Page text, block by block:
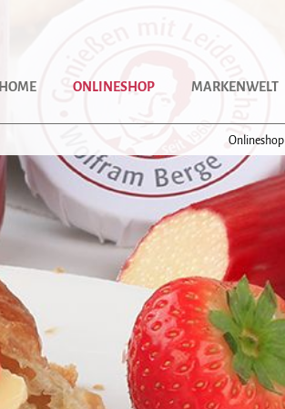
HOME ONLINESHOP MARKENWELT
Onlineshop